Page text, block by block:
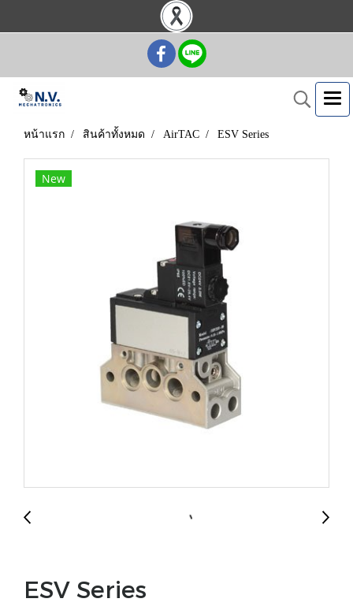
หน้าแรก สินค้าทั้งหมด AirTAC ESV Series
New
ESV Series